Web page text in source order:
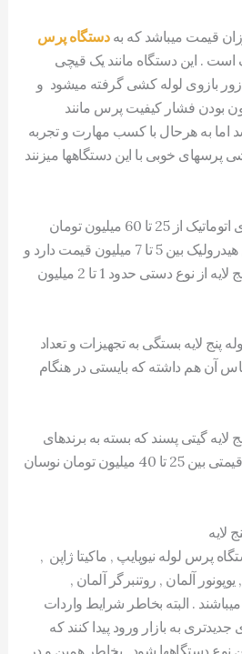
قیمت میباشد که بهدستگاه پرس
. این دستگاه مانند یک قیچی
زور بازوی لوله کشی گرفته میشود و
بودن فشار کیفیت پرس مانند
اما به هرحال با کسب مهارت و تجربه
پرسهای خوبی با این دستگاهها میزنند
قیمت دستگاه پرس شارژی اتوماتیک از 25 تا 60 میلیون تومان
متغیر است . دستگاه پرس هیدرولیک بین 5 تا 7 میلیون قیمت دارد و
قیمت دستگاه پرس لوله پنج لایه از نوع دستی حدود 1 تا 2 میلیون
پنج لایه بستگی به تجهیزات و تعداد
آن هم داشته که بایستی در هنگام
گیتی پسند که بسته به برندهای
مختلف آن داشته و در رنج قیمتی بین 25 تا 40 میلیون تومان نوسان
لایه
پرس لوله نیوپایپ , ماکیتا ژاپن ,
آلمان , روتنبرگر آلمان ,
. البته بخاطر شرایط واردات
به بازار ورود پیدا کنند که
نوع دستگاهها شود , بخاطر همین و در